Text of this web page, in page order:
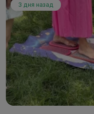
3 дня назад